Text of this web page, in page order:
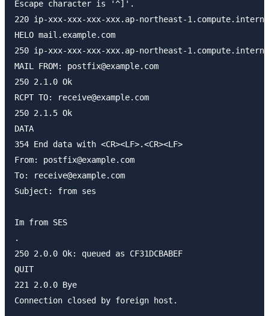
Escape character is '^]'.
220 ip-xxx-xxx-xxx-xxx.ap-northeast-
HELO mail.example.com
250 ip-xxx-xxx-xxx-xxx.ap-northeast-
MAIL FROM: postfix@example.com
250 2.1.0 Ok
RCPT TO: receive@example.com
250 2.1.5 Ok
DATA
354 End data with <CR><LF>.<CR><LF>
From: postfix@example.com
To: receive@example.com
Subject: from ses
Im from SES
.
250 2.0.0 Ok: queued as CF31DCBABEF
QUIT
221 2.0.0 Bye